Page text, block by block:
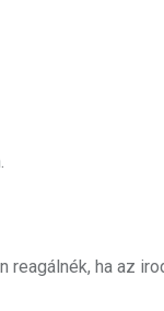
reagálnék, ha az